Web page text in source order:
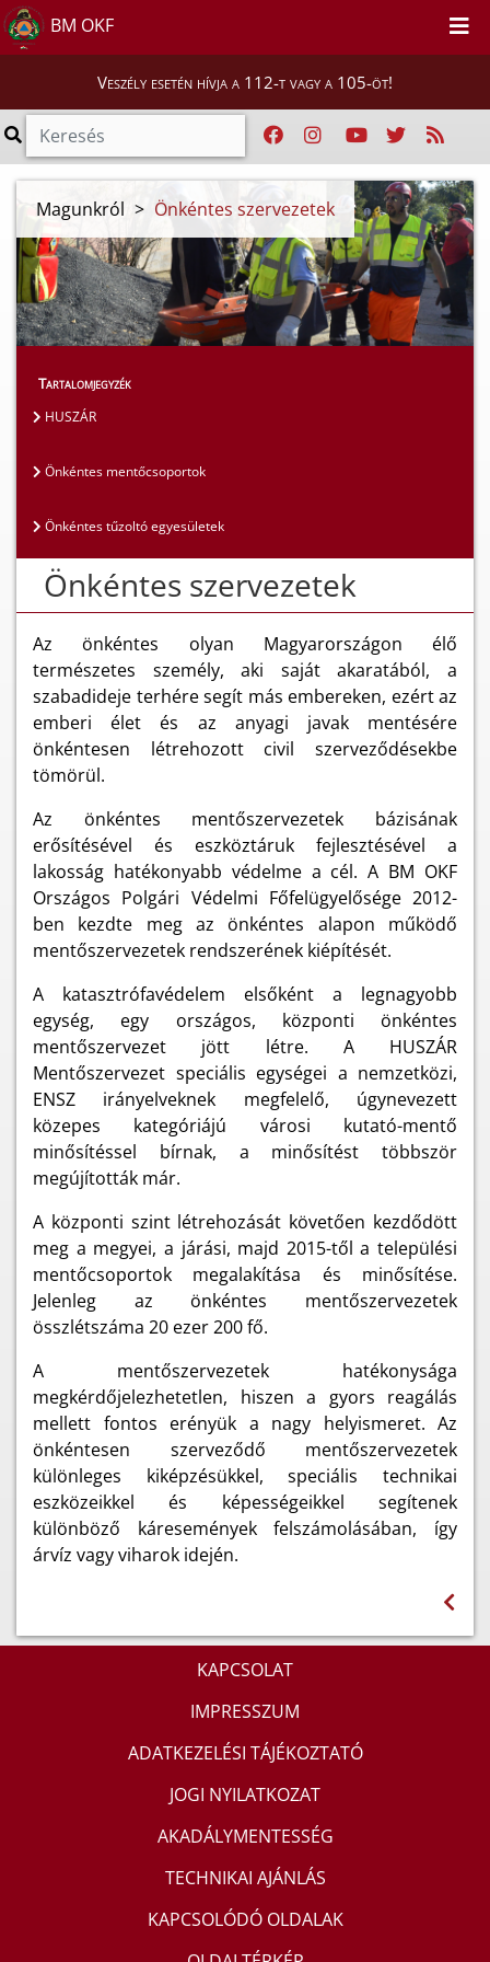
BM OKF
Veszély esetén hívja a 112-t vagy a 105-öt!
Magunkról > Önkéntes szervezetek
Tartalomjegyzék
HUSZÁR
Önkéntes mentőcsoportok
Önkéntes tűzoltó egyesületek
Önkéntes szervezetek
Az önkéntes olyan Magyarországon élő
természetes személy, aki saját akaratából, a
szabadideje terhére segít más embereken, ezért az
emberi élet és az anyagi javak mentésére
önkéntesen létrehozott civil szerveződésekbe
tömörül.
Az önkéntes mentőszervezetek bázisának
erősítésével és eszköztáruk fejlesztésével a
lakosság hatékonyabb védelme a cél. A BM OKF
Országos Polgári Védelmi Főfelügyelősége 2012-
ben kezdte meg az önkéntes alapon működő
mentőszervezetek rendszerének kiépítését.
A katasztrófavédelem elsőként a legnagyobb
egység, egy országos, központi önkéntes
mentőszervezet jött létre. A HUSZÁR
Mentőszervezet speciális egységei a nemzetközi,
ENSZ irányelveknek megfelelő, úgynevezett
közepes kategóriájú városi kutató-mentő
minősítéssel bírnak, a minősítést többször
megújították már.
A központi szint létrehozását követően kezdődött
meg a megyei, a járási, majd 2015-től a települési
mentőcsoportok megalakítása és minősítése.
Jelenleg az önkéntes mentőszervezetek
összlétszáma 20 ezer 200 fő.
A mentőszervezetek hatékonysága
megkérdőjelezhetetlen, hiszen a gyors reagálás
mellett fontos erényük a nagy helyismeret. Az
önkéntesen szerveződő mentőszervezetek
különleges kiképzésükkel, speciális technikai
eszközeikkel és képességeikkel segítenek
különböző káresemények felszámolásában, így
árvíz vagy viharok idején.
KAPCSOLAT
IMPRESSZUM
ADATKEZELÉSI TÁJÉKOZTATÓ
JOGI NYILATKOZAT
AKADÁLYMENTESSÉG
TECHNIKAI AJÁNLÁS
KAPCSOLÓDÓ OLDALAK